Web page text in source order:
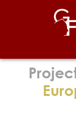
Foundation